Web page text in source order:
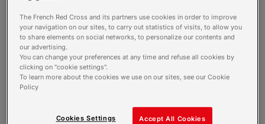
épilepsie sévère, décompensation respiratoire,
porteur de trachéotomie, de gastrostomie,
régime spécifique type cétogène,…
Sur le plan socio-familial, certains des enfants
présentent des ruptures de liens familiaux dans
leur parcours de vie. Une partie d’entre eux
de la dimension éducative, pédagogique et
The French Red Cross and its partners use cookies in order to improve
your navigation on our sites, to carry out statistics of visits, to allow you
to share elements on social networks, to personalize our contents and
our advertising.
You can change your preferences at any time and refuse all cookies by
clicking on "cookie settings".
To learn more about the cookies we use on our sites, see our Cookie
Policy
Accept All Cookies
Cookies Settings